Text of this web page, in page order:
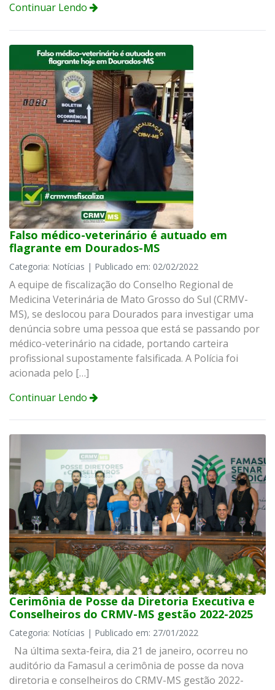
Continuar Lendo
Falso médico-veterinário é autuado em
flagrante em Dourados-MS
Categoria: Notícias | Publicado em: 02/02/2022
A equipe de fiscalização do Conselho Regional de
Medicina Veterinária de Mato Grosso do Sul (CRMV-
MS), se deslocou para Dourados para investigar uma
denúncia sobre uma pessoa que está se passando por
médico-veterinário na cidade, portando carteira
profissional supostamente falsificada. A Polícia foi
acionada pelo […]
Continuar Lendo
Cerimônia de Posse da Diretoria Executiva e
Conselheiros do CRMV-MS gestão 2022-2025
Categoria: Notícias | Publicado em: 27/01/2022
Na última sexta-feira, dia 21 de janeiro, ocorreu no
auditório da Famasul a cerimônia de posse da nova
diretoria e conselheiros do CRMV-MS gestão 2022-